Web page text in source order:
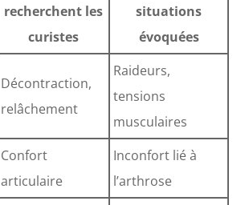
recherchent les
curistes
situations
évoquées
Décontraction,
relâchement
Raideurs,
tensions
musculaires
Confort
articulaire
Inconfort lié à
l’arthrose